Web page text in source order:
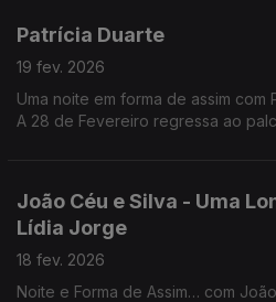
Patrícia Duarte
19 fev. 2026
Uma noite em forma de assim com
A 28 de Fevereiro regressa ao
João Céu e Silva - Uma
Lídia Jorge
18 fev. 2026
Noite e Forma de Assim… com